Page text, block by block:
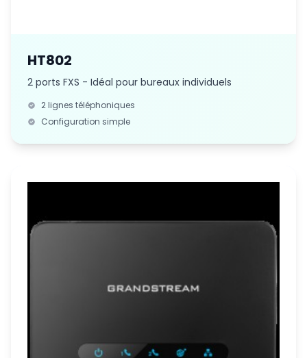
HT802
2 ports FXS - Idéal pour bureaux individuels
2 lignes téléphoniques
Configuration simple